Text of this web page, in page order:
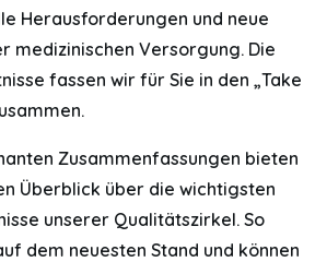
Herausforderungen und neue
medizinischen Versorgung. Die
fassen wir für Sie in den „Take
Zusammenfassungen bieten
Überblick über die wichtigsten
unserer Qualitätszirkel. So
dem neuesten Stand und können